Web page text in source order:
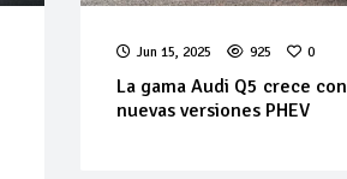
Jun 15, 2025 925 0
La gama Audi Q5 crece con
nuevas versiones PHEV